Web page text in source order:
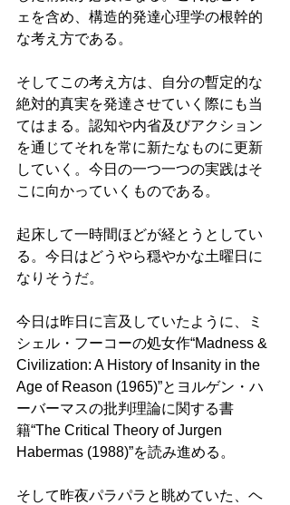
ェを含め、構造的発達心理学の根幹的
な考え方である。
そしてこの考え方は、自分の暫定的な
絶対的真実を発達させていく際にも当
てはまる。認知や内省及びアクション
を通じてそれを常に新たなものに更新
していく。今日の一つ一つの実践はそ
こに向かっていくものである。
起床して一時間ほどが経とうとしてい
る。今日はどうやら穏やかな土曜日に
なりそうだ。
今日は昨日に言及していたように、ミ
シェル・フーコーの処女作“Madness &
Civilization: A History of Insanity in the
Age of Reason (1965)”とヨルゲン・ハ
ーバーマスの批判理論に関する書
籍“The Critical Theory of Jurgen
Habermas (1988)”を読み進める。
そして昨夜パラパラと眺めていた、ヘ